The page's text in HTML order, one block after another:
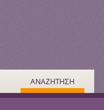
ΑΝΑΖΗΤΗΣΗ